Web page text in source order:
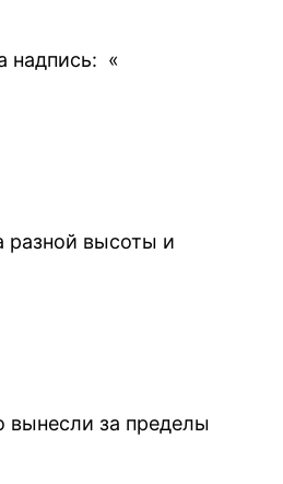
надпись: «
разной высоты и
вынесли за пределы